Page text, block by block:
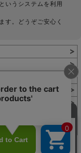
いうシステムを利用
す。どうぞご安心く